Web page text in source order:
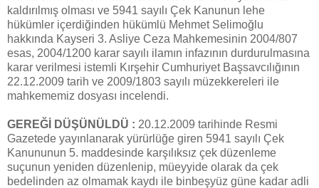
kaldırılmış olması ve 5941 sayılı Çek Kanunun lehe
hükümler içerdiğinden hükümlü Mehmet Selimoğlu
hakkında Kayseri 3. Asliye Ceza Mahkemesinin 2004/807
esas, 2004/1200 karar sayılı ilamın infazının durdurulmasına
karar verilmesi istemli Kırşehir Cumhuriyet Başsavcılığının
22.12.2009 tarih ve 2009/1803 sayılı müzekkereleri ile
mahkememiz dosyası incelendi.
GEREĞİ DÜŞÜNÜLDÜ : 20.12.2009 tarihinde Resmi
Gazetede yayınlanarak yürürlüğe giren 5941 sayılı Çek
Kanununun 5. maddesinde karşılıksız çek düzenleme
suçunun yeniden düzenlenip, müeyyide olarak da çek
bedelinden az olmamak kaydı ile binbeşyüz güne kadar adli